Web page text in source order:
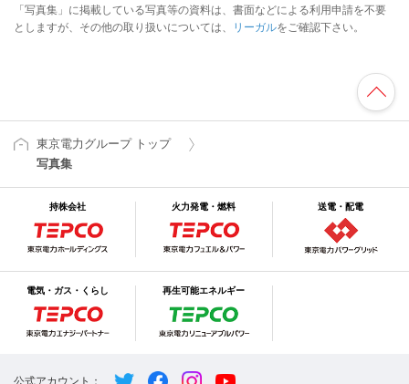
「写真集」に掲載している写真等の資料は、書面などによる利用申請を不要
としますが、その他の取り扱いについては、
リーガルをご確認下さい。
東京電力グループ トップ
写真集
持株会社 火力発電・燃料 送電・配電
電気・ガス・くらし 再生可能エネルギー
公式アカウント：